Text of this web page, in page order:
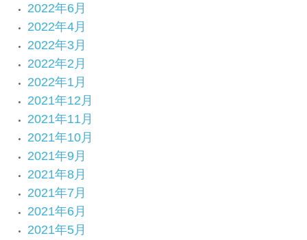
2022年6月
2022年4月
2022年3月
2022年2月
2022年1月
2021年12月
2021年11月
2021年10月
2021年9月
2021年8月
2021年7月
2021年6月
2021年5月